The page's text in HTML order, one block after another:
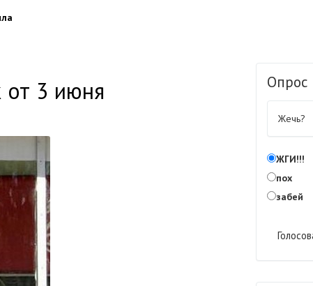
от 3 июня Опрос
Жечь?
ЖГИ!!!
пох
забей